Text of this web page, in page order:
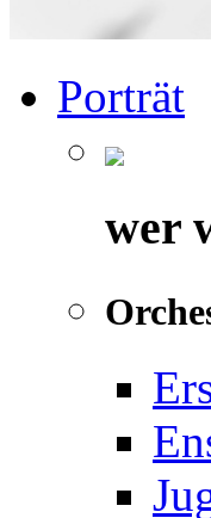
Porträt
wer